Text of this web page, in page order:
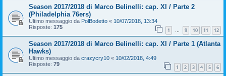
Season 2017/2018 di Marco Belinelli: cap. XI / Parte 2
(Philadelphia 76ers)
Ultimo messaggio da PolBodetto « 10/07/2018, 13:34
Risposte: 175 1 … 9 10 11 12
Season 2017/2018 di Marco Belinelli: cap. XI / Parte 1 (Atlanta
Hawks)
Ultimo messaggio da crazycry10 « 10/02/2018, 4:49
Risposte: 79 1 2 3 4 5 6